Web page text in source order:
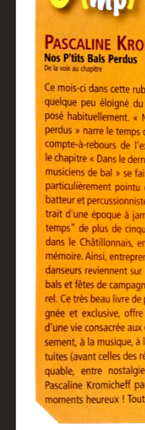
Pascaline Kromicheff
Partenaires
Revue de presse
Mentions légales
Livre d'or